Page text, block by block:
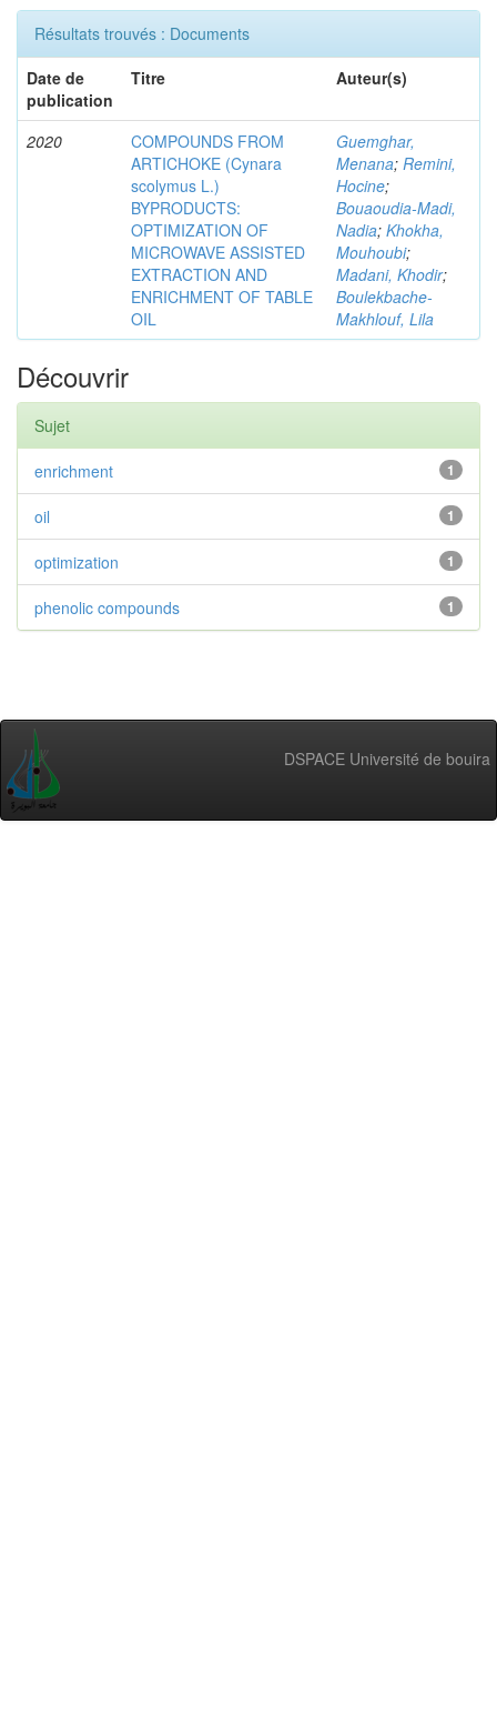
Résultats trouvés : Documents
Date de
publication
Titre Auteur(s)
2020
COMPOUNDS FROM
ARTICHOKE (Cynara
scolymus L.)
BYPRODUCTS:
OPTIMIZATION OF
MICROWAVE ASSISTED
EXTRACTION AND
ENRICHMENT OF TABLE
OIL
Guemghar,
Menana; Remini,
Hocine;
Bouaoudia-Madi,
Nadia; Khokha,
Mouhoubi;
Madani, Khodir;
Boulekbache-
Makhlouf, Lila
Découvrir
Sujet
1
enrichment
1
oil
1
optimization
1
phenolic compounds
DSPACE Université de bouira